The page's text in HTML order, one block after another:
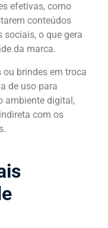
efetivas, como
conteúdos
sociais, o que gera
da marca.
ou brindes em troca
de uso para
ambiente digital,
com os